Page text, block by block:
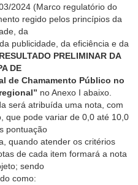
2024 (Marco regulatório do
regido pelos princípios da
da
publicidade, da eficiência e da
RESULTADO PRELIMINAR DA
DE
de Chamamento Público no
no Anexo I abaixo.
será atribuída uma nota, com
que pode variar de 0,0 até 10,0
pontuação
quando atender os critérios
de cada item formará a nota
sendo
como: